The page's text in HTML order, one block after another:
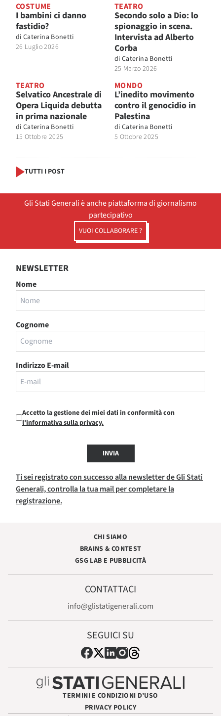
COSTUME
I bambini ci danno
fastidio?
di Caterina Bonetti
26 Luglio 2026
TEATRO
Secondo solo a Dio: lo
spionaggio in scena.
Intervista ad Alberto
Corba
di Caterina Bonetti
25 Marzo 2026
TEATRO
Selvatico Ancestrale di
Opera Liquida debutta
in prima nazionale
di Caterina Bonetti
15 Ottobre 2025
MONDO
L’inedito movimento
contro il genocidio in
Palestina
di Caterina Bonetti
5 Ottobre 2025
TUTTI I POST
Gli Stati Generali è anche piattaforma di giornalismo
partecipativo
VUOI COLLABORARE ?
NEWSLETTER
Nome
Cognome
Indirizzo E-mail
Accetto la gestione dei miei dati in conformità con
l'informativa sulla privacy.
INVIA
Ti sei registrato con successo alla newsletter de Gli Stati
Generali, controlla la tua mail per completare la
registrazione.
CHI SIAMO
BRAINS & CONTEST
GSG LAB E PUBBLICITÀ
CONTATTACI
info@glistatigenerali.com
SEGUICI SU
TERMINI E CONDIZIONI D’USO
PRIVACY POLICY